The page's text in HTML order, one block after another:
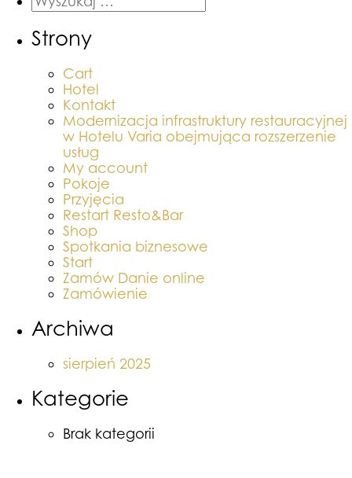
Strony
Cart
Hotel
Kontakt
Modernizacja infrastruktury restauracyjnej
w Hotelu Varia obejmująca rozszerzenie
usług
My account
Pokoje
Przyjęcia
Restart Resto&Bar
Shop
Spotkania biznesowe
Start
Zamów Danie online
Zamówienie
Archiwa
sierpień 2025
Kategorie
Brak kategorii